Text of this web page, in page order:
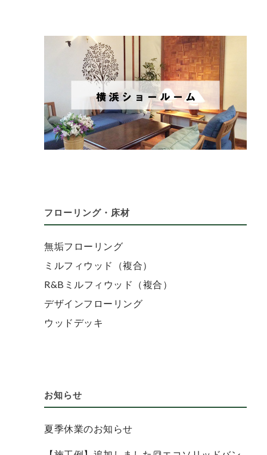
フローリング・床材
無垢フローリング
ミルフィウッド（複合）
R&Bミルフィウッド（複合）
デザインフローリング
ウッドデッキ
お知らせ
夏季休業のお知らせ